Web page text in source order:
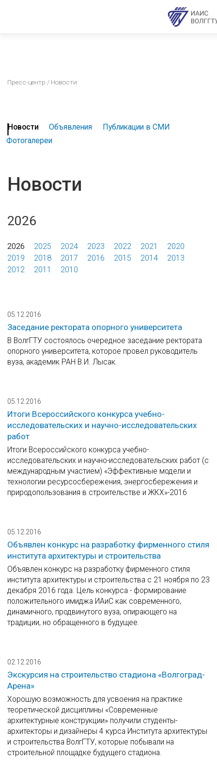
Пресс-центр / Новости
Новости Объявления
Публикации в СМИ
Фотогалереи
Новости
2026
2026 2025 2024 2023 2022 2021
2020
2019
2018 2017 2016 2015 2014
2013
2012
2011 2010
05.12.2016
Заседание ректората опорного университета
В ВолгГТУ состоялось очередное заседание ректората
опорного университета, которое провел руководитель
вуза, академик РАН В.И. Лысак.
05.12.2016
Итоги Всероссийского конкурса учебно-
исследовательских и научно-исследовательских
работ
Итоги Всероссийского конкурса учебно-
исследовательских и научно-исследовательских работ (с
международным участием) «Эффективные модели и
технологии ресурсосбережения, энергосбережения и
природопользования в строительстве и ЖКХ»-2016
05.12.2016
Объявлен конкурс на разработку фирменного стиля
института архитектуры и строительства
Объявлен конкурс на разработку фирменного стиля
института архитектуры и строительства с 21 ноября по 23
декабря 2016 года. Цель конкурса - формирование
положительного имиджа ИАиС как современного,
динамичного, продвинутого вуза, опирающего на
традиции, но обращенного в будущее.
02.12.2016
Экскурсия на строительство стадиона «Волгоград-
Арена»
Хорошую возможность для усвоения на практике
теоретической дисциплины «Современные
архитектурные конструкции» получили студенты-
архитекторы и дизайнеры 4 курса Института архитектуры
и строительства ВолгГТУ, которые побывали на
строительной площадке будущего стадиона.